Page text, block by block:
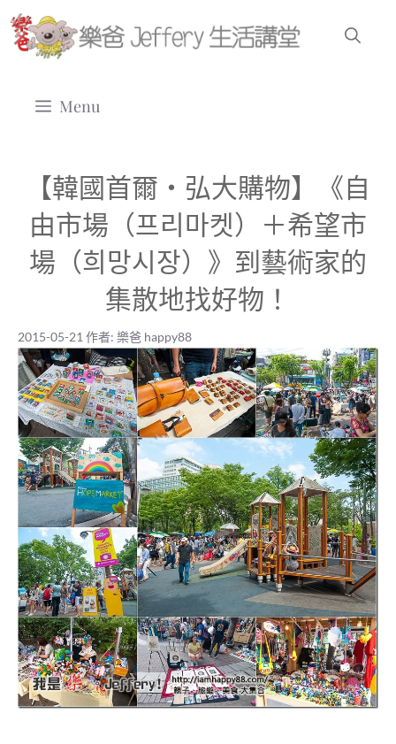
跳
至
Menu
【韓國首爾‧弘大購物】《自
由市場（프리마켓）＋希望市
場（희망시장）》到藝術家的
集散地找好物！
2015-05-21 | 樂爸 happy88
2015-05-21 作者: 樂爸 happy88